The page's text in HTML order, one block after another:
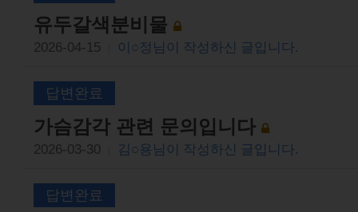
유두갈색분비물
2026-04-15 이○정님이 작성하신 글입니다.
답변완료
가슴감각 관련 문의입니다
2026-03-30 김○용님이 작성하신 글입니다.
답변완료